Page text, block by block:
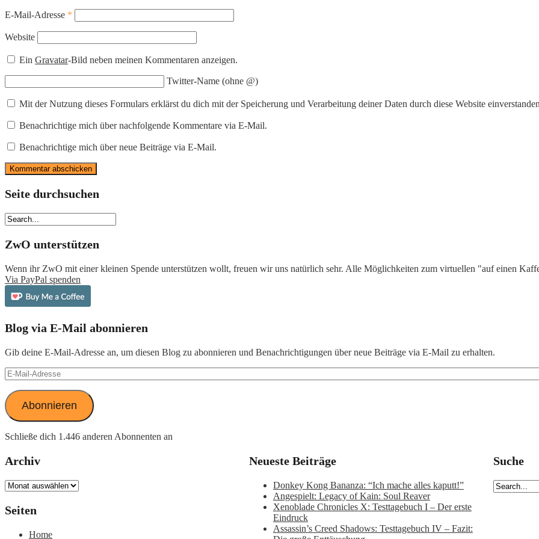
E-Mail-Adresse *
Website
EinGravatar-Bild neben meinen Kommentaren anzeigen.
Twitter-Name (ohne @)
Mit der Nutzung dieses Formulars erklärst du dich mit der Speicherung und Verarbeitung deiner Daten durch diese Website
Benachrichtige mich über nachfolgende Kommentare via E-Mail.
Benachrichtige mich über neue Beiträge via E-Mail.
Seite durchsuchen
ZwO unterstützen
Wenn ihr ZwO mit einer kleinen Spende unterstützen wollt, freuen wir uns natürlich sehr. Alle Möglichkeiten zum virtuellen "auf einen
Via PayPal spenden
Blog via E-Mail abonnieren
Gib deine E-Mail-Adresse an, um diesen Blog zu abonnieren und Benachrichtigungen über neue Beiträge via E-Mail zu erhalten.
E-
Mail-
Adresse
Abonnieren
Schließe dich 1.446 anderen Abonnenten an
Archiv
Archiv
Seiten
Home
Neueste Beiträge
Donkey Kong Bananza: “Ich mache alles kaputt!”
Angespielt: Legacy of Kain: Soul Reaver
Xenoblade Chronicles X: Testtagebuch I – Der erste
Eindruck
Assassin’s Creed Shadows: Testtagebuch IV – Fazit:
Suche